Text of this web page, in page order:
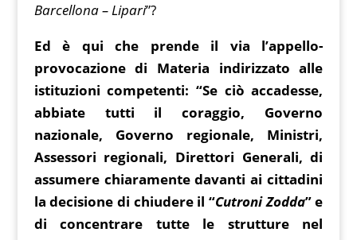
Barcellona – Lipari”?
Ed è qui che prende il via l’appello-
provocazione di Materia indirizzato alle
istituzioni competenti: “Se ciò accadesse,
abbiate tutti il coraggio, Governo
nazionale, Governo regionale, Ministri,
Assessori regionali, Direttori Generali, di
assumere chiaramente davanti ai cittadini
la decisione di chiudere il “Cutroni Zodda” e
di concentrare tutte le strutture nel